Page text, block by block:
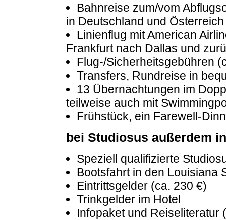
Bahnreise zum/vom
in Deutschland und Österreich
Linienflug mit American
Frankfurt nach Dallas und
Flug-/Sicherheitsgebühren
Transfers, Rundreise in
13 Übernachtungen im
teilweise auch mit
Frühstück, ein Farewell-
bei Studiosus außerdem
Speziell qualifizierte
Bootsfahrt in den Louisiana
Eintrittsgelder (ca. 230 €)
Trinkgelder im Hotel
Infopaket und Reiseliteratur